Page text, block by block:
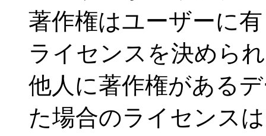
著作権はユーザーに
ライセンスを決めら
他人に著作権がある
た場合のライセンス